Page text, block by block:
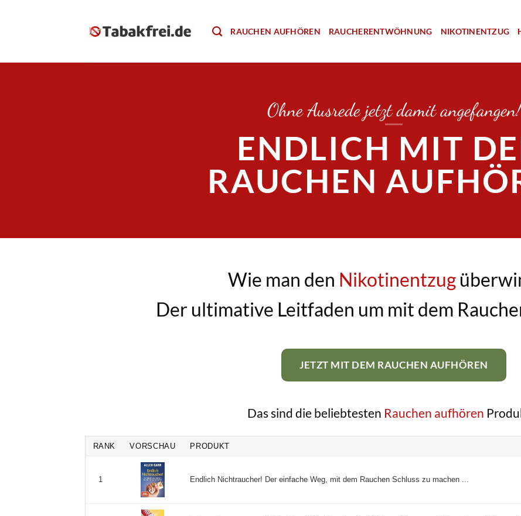
RAUCHEN AUFHÖREN RAUCHERENTWÖHNUNG NIKOTINENTZUG
Ohne Ausrede jetzt damit angefangen!
ENDLICH MIT
RAUCHEN
Wie man den Nikotinentzug
Der ultimative Leitfaden um mit dem
JETZT MIT DEM RAUCHEN AUFHÖREN
Das sind die beliebtesten Rauchen aufhören
RANK VORSCHAU PRODUKT
1 Endlich Nichtraucher! Der einfache Weg, mit dem Rauchen Schluss zu machen ...